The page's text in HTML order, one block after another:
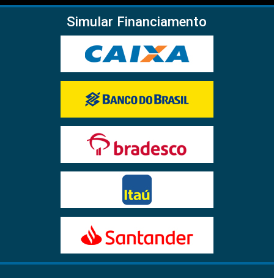
Simular Financiamento